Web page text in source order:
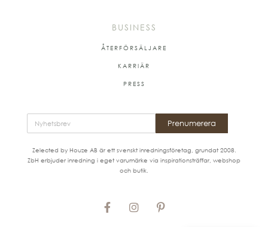
BUSINESS
ÅTERFÖRSÄLJARE
KARRIÄR
PRESS
Prenumerera
Zelected by Houze AB är ett svenskt inredningsföretag, grundat 2008.
ZbH erbjuder inredning i eget varumärke via inspirationsträffar, webshop
och butik.